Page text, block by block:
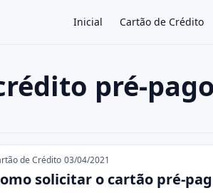
Inicial Cartão de Crédito
ESC para fechar.
pré-pago
pré-pago
de Crédito 03/04/2021
solicitar o cartão pré-